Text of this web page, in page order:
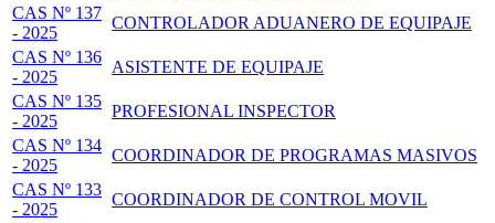
CAS Nº 137
- 2025
CONTROLADOR ADUANERO DE EQUIPAJE
CAS Nº 136
- 2025
ASISTENTE DE EQUIPAJE
CAS Nº 135
- 2025
PROFESIONAL INSPECTOR
CAS Nº 134
- 2025
COORDINADOR DE PROGRAMAS MASIVOS
CAS Nº 133
- 2025
COORDINADOR DE CONTROL MOVIL